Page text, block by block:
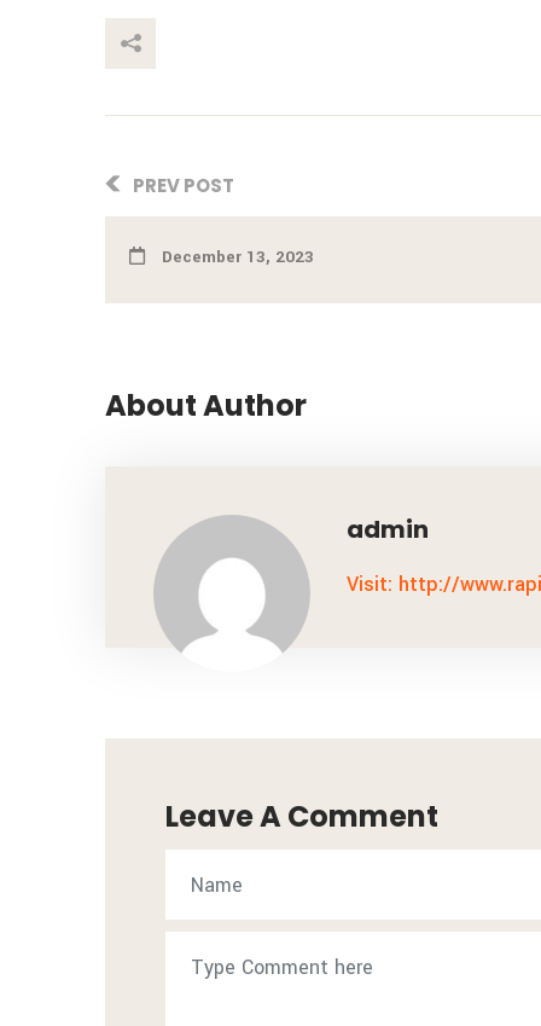
PREV POST
December 13, 2023
About Author
admin
Visit: http://
Leave A Comment